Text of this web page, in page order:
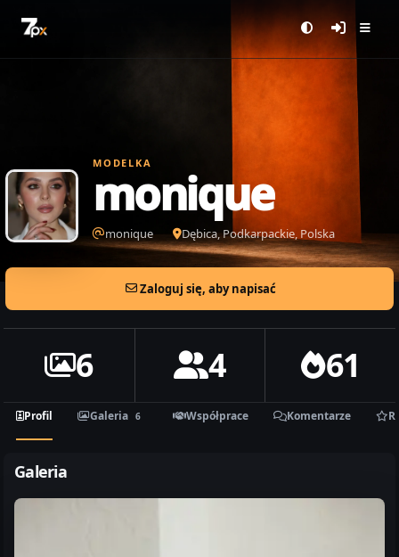
MODELKA
monique
monique Dębica, Podkarpackie, Polska
Zaloguj się, aby napisać
6 4 61
Profil Galeria 6 Współprace Komentarze
Galeria